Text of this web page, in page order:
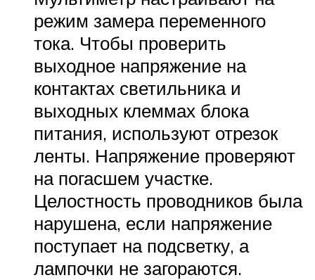
режим замера переменного
тока. Чтобы проверить
выходное напряжение на
контактах светильника и
выходных клеммах блока
питания, используют отрезок
ленты. Напряжение проверяют
на погасшем участке.
Целостность проводников была
нарушена, если напряжение
поступает на подсветку, а
лампочки не загораются.